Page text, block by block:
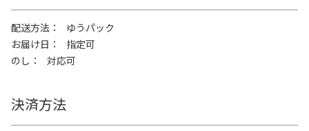
配送方法
ゆうパック
お届け日
指定可
のし
対応可
決済方法